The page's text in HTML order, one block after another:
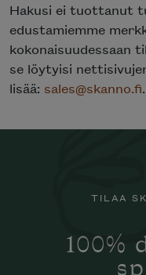
Hakusi ei tuottanut
edustamiemme
kokonaisuudessaan
se löytyisi
lisää: sales@skanno.fi.
TILAA
100%